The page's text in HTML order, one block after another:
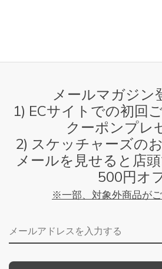
メールマガジン
1) ECサイトでの初回
クーポンプレ
2) スケッチャーズの
メールを見せると店
500円オ
※一部、対象外商品がご
メールアドレス